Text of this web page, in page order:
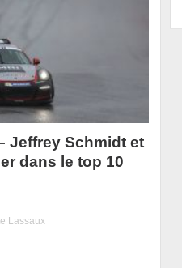
Jeffrey Schmidt et
dans le top 10
Lassaux